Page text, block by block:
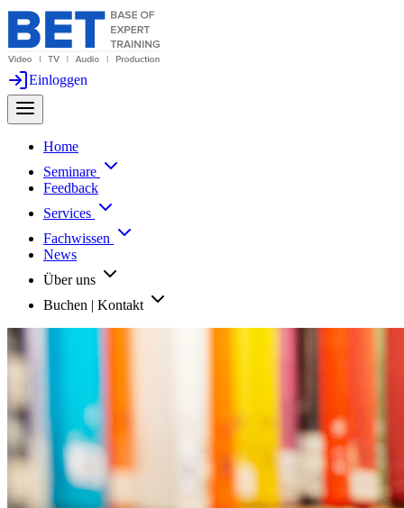
Einloggen
Home
Seminare
Feedback
Services
Fachwissen
News
Über uns
Buchen | Kontakt